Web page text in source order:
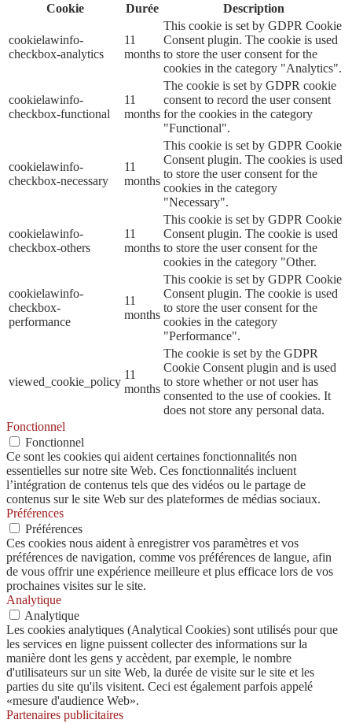
Cookie
Durée Description
cookielawinfo-
checkbox-analytics
11
months
This cookie is set by GDPR Cookie
Consent plugin. The cookie is used
to store the user consent for the
cookies in the category "Analytics".
cookielawinfo-
checkbox-functional
11
months
The cookie is set by GDPR cookie
consent to record the user consent
for the cookies in the category
"Functional".
cookielawinfo-
checkbox-necessary
11
months
This cookie is set by GDPR Cookie
Consent plugin. The cookies is used
to store the user consent for the
cookies in the category
"Necessary".
cookielawinfo-
checkbox-others
11
months
This cookie is set by GDPR Cookie
Consent plugin. The cookie is used
to store the user consent for the
cookies in the category "Other.
cookielawinfo-
checkbox-
performance
11
months
This cookie is set by GDPR Cookie
Consent plugin. The cookie is used
to store the user consent for the
cookies in the category
"Performance".
viewed_cookie_policy
11
months
The cookie is set by the GDPR
Cookie Consent plugin and is used
to store whether or not user has
consented to the use of cookies. It
does not store any personal data.
Fonctionnel
Fonctionnel
Ce sont les cookies qui aident certaines fonctionnalités non
essentielles sur notre site Web. Ces fonctionnalités incluent
l’intégration de contenus tels que des vidéos ou le partage de
contenus sur le site Web sur des plateformes de médias sociaux.
Préférences
Préférences
Ces cookies nous aident à enregistrer vos paramètres et vos
préférences de navigation, comme vos préférences de langue, afin
de vous offrir une expérience meilleure et plus efficace lors de vos
prochaines visites sur le site.
Analytique
Analytique
Les cookies analytiques (Analytical Cookies) sont utilisés pour que
les services en ligne puissent collecter des informations sur la
manière dont les gens y accèdent, par exemple, le nombre
d'utilisateurs sur un site Web, la durée de visite sur le site et les
parties du site qu'ils visitent. Ceci est également parfois appelé
«mesure d'audience Web».
Partenaires publicitaires